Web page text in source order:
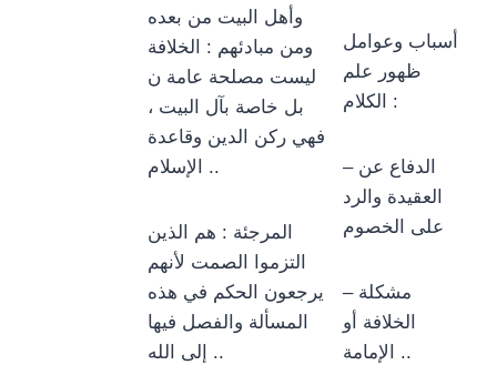
وأهل البيت من بعده
ومن مبادئهم : الخلافة
ليست مصلحة عامة ن
بل خاصة بآل البيت ،
فهي ركن الدين وقاعدة
الإسلام ..
المرجئة : هم الذين
التزموا الصمت لأنهم
يرجعون الحكم في هذه
المسألة والفصل فيها
إلى الله ..
أسباب وعوامل
ظهور علم
الكلام :
– الدفاع عن
العقيدة والرد
على الخصوم
– مشكلة
الخلافة أو
الإمامة ..